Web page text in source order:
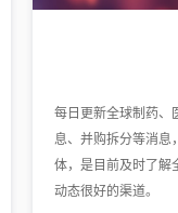
每日更新全球制药、
息、并购拆分等消息
体，是目前及时了解
动态很好的渠道。